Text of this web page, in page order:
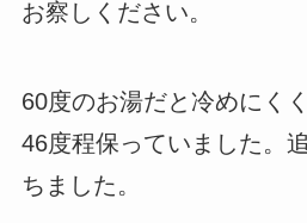
お察しください。
60度のお湯だと冷めにく
46度程保っていました。
ちました。